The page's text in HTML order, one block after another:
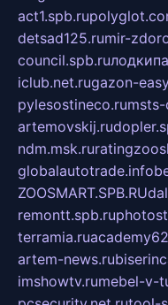
act1.spb.ru
detsad125.rumir-
council.spb.ru
iclub.net.rugazon-
pylesostineco.ru
artemovskij.ru
ndm.msk.ru
globalautotrade.info
ZOOSMART.SPB.RU
remontt.spb.ru
terramia.ru
artem-news.ru
imshowtv.rumebel-v-